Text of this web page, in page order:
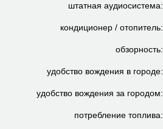
штатная аудиосистема:
кондиционер / отопитель:
обзорность:
удобство вождения в городе:
удобство вождения за городом:
потребление топлива: